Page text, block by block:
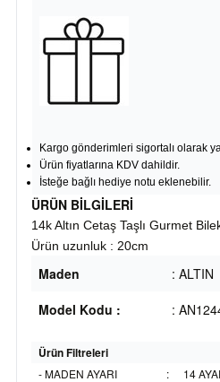
Kargo gönderimleri sigortalı olarak
Ürün fiyatlarına KDV dahildir.
İsteğe bağlı hediye notu eklenebilir.
ÜRÜN BİLGİLERİ
14k Altın Cetaş Taşlı Gurmet
Ürün uzunluk : 20cm
Maden
: ALTIN
Model Kodu :
:
Ürün Filtreleri
- MADEN AYARI :
14